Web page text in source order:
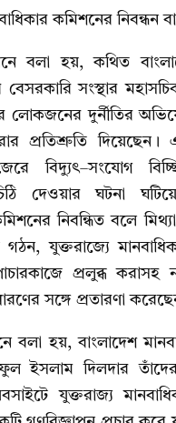
কমিশনের নিবন্ধন
বলা হয়, কথিত
সংস্থার
লোকজনের দুর্নীতির
প্রতিশ্রুতি দিয়েছেন।
বিদ্যুৎ–সংযোগ
দেওয়ার ঘটনা
নিবন্ধিত বলে
গঠন, যুক্তরাজ্যে
প্রলুব্ধ করাসহ
সঙ্গে প্রতারণা
বলা হয়, বাংলাদেশ
ইসলাম দিলদার
যুক্তরাজ্য